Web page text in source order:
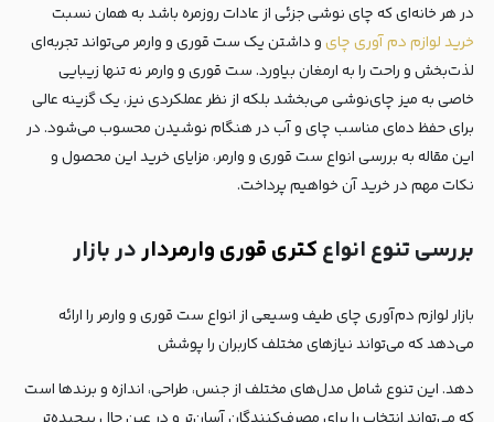
در هر خانه‌ای که چای‌ نوشی جزئی از عادات روزمره باشد به همان نسبت
خرید لوازم دم آوری چایو داشتن یک ست قوری و وارمر می‌تواند تجربه‌ای
لذت‌بخش و راحت را به ارمغان بیاورد. ست قوری و وارمر نه تنها زیبایی
خاصی به میز چای‌نوشی می‌بخشد بلکه از نظر عملکردی نیز، یک گزینه عالی
برای حفظ دمای مناسب چای و آب در هنگام نوشیدن محسوب می‌شود. در
این مقاله به بررسی انواع ست قوری و وارمر، مزایای خرید این محصول و
نکات مهم در خرید آن خواهیم پرداخت.
بررسی تنوع انواعکتری قوری وارمرداردر بازار
بازار لوازم دم‌آوری چای طیف وسیعی از انواع ست قوری و وارمر را ارائه
می‌دهد که می‌تواند نیازهای مختلف کاربران را پوشش
دهد. این تنوع شامل مدل‌های مختلف از جنس، طراحی، اندازه و برندها است